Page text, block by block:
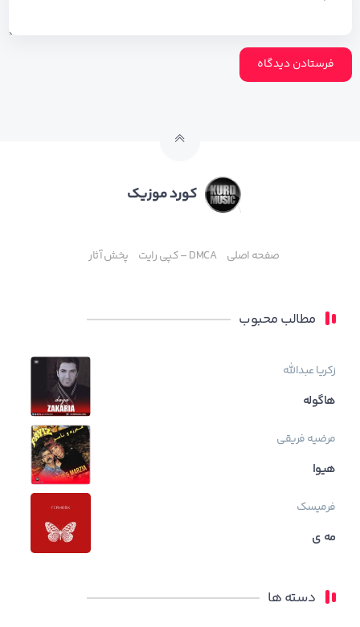
کورد موزیک
صفحه اصلی DMCA – کپی رایت پخش آثار
مطالب محبوب
زکریا عبدالله
هاگوله
مرضیه فریقی
هیوا
فرمیسک
مه ی
دسته ها